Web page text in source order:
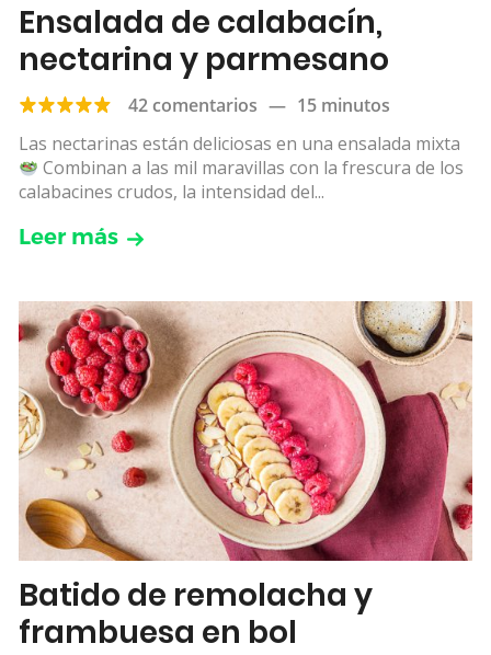
Ensalada de calabacín,
nectarina y parmesano
42 comentarios — 15 minutos
Las nectarinas están deliciosas en una ensalada mixta
Combinan a las mil maravillas con la frescura de los
calabacines crudos, la intensidad del...
Leer más
Batido de remolacha y
frambuesa en bol